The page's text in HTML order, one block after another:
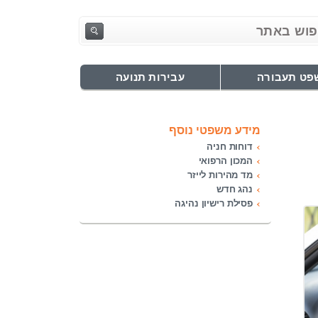
תעבורה עבירות תנועה
מידע משפטי נוסף
דוחות חניה
המכון הרפואי
מד מהירות לייזר
נהג חדש
פסילת רישיון נהיגה